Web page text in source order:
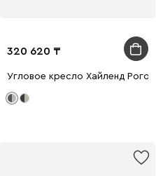
320 620
Угловое кресло Хайленд